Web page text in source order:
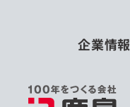
企業情報